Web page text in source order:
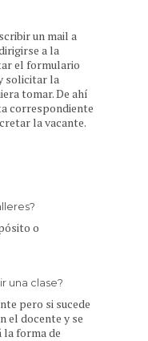
un mail a
a la
el formulario
solicitar la
tomar. De ahí
correspondiente
la vacante.
o
una clase?
pero si sucede
el docente y se
la forma de